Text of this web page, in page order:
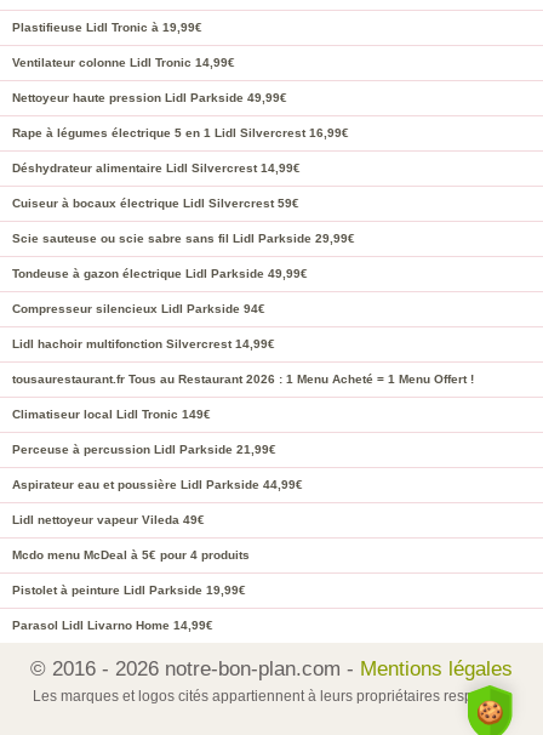
Plastifieuse Lidl Tronic à 19,99€
Ventilateur colonne Lidl Tronic 14,99€
Nettoyeur haute pression Lidl Parkside 49,99€
Rape à légumes électrique 5 en 1 Lidl Silvercrest 16,99€
Déshydrateur alimentaire Lidl Silvercrest 14,99€
Cuiseur à bocaux électrique Lidl Silvercrest 59€
Scie sauteuse ou scie sabre sans fil Lidl Parkside 29,99€
Tondeuse à gazon électrique Lidl Parkside 49,99€
Compresseur silencieux Lidl Parkside 94€
Lidl hachoir multifonction Silvercrest 14,99€
tousaurestaurant.fr Tous au Restaurant 2026 : 1 Menu Acheté = 1 Menu Offert !
Climatiseur local Lidl Tronic 149€
Perceuse à percussion Lidl Parkside 21,99€
Aspirateur eau et poussière Lidl Parkside 44,99€
Lidl nettoyeur vapeur Vileda 49€
Mcdo menu McDeal à 5€ pour 4 produits
Pistolet à peinture Lidl Parkside 19,99€
Parasol Lidl Livarno Home 14,99€
© 2016 - 2026 notre-bon-plan.com - Mentions légales
Les marques et logos cités appartiennent à leurs propriétaires respectifs.